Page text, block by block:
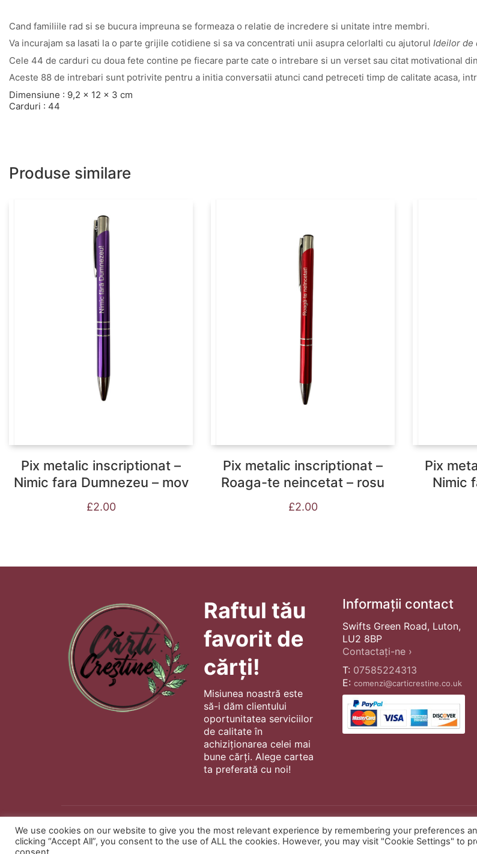
Cand familiile rad si se bucura impreuna se formeaza o relatie de incredere si unitate intre membri.
Va incurajam sa lasati la o parte grijile cotidiene si sa va concentrati unii asupra celorlalti cu ajutorul Ideilor de
Cele 44 de carduri cu doua fete contine pe fiecare parte cate o intrebare si un verset sau citat motivational
Aceste 88 de intrebari sunt potrivite pentru a initia conversatii atunci cand petreceti timp de calitate acasa,
Dimensiune : 9,2 x 12 x 3 cm
Carduri : 44
Produse similare
Pix metalic inscriptionat –
Nimic fara Dumnezeu – mov
£2.00
Pix metalic inscriptionat –
Roaga-te neincetat – rosu
£2.00
Pix
Nimic
Raftul tău
favorit de
cărți!
Misiunea noastră este
să-i dăm clientului
oportunitatea serviciilor
de calitate în
achiziționarea celei mai
bune cărți. Alege cartea
ta preferată cu noi!
Informații contact
Swifts Green Road, Luton,
LU2 8BP
Contactați-ne ›
T: 07585224313
E: comenzi@carticrestine.co.uk
© Copyright 2022 ·
We use cookies on our website to give you the most relevant experience by remembering your preferences
clicking “Accept All”, you consent to the use of ALL the cookies. However, you may visit "Cookie Settings" to